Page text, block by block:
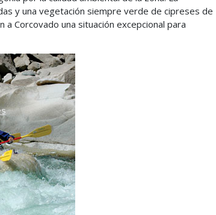
y una vegetación siempre verde de cipreses de
Corcovado una situación excepcional para